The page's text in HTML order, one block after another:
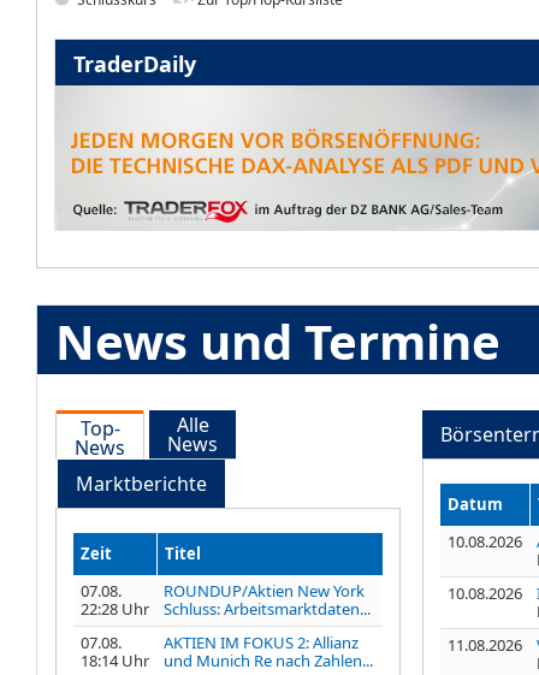
TraderDaily
News und Termine
Top-
News
Alle
News
Marktberichte
Zeit
Titel
07.08.
22:28 Uhr
ROUNDUP/Aktien New York
Schluss: Arbeitsmarktdaten...
07.08.
18:14 Uhr
AKTIEN IM FOKUS 2: Allianz
und Munich Re nach Zahlen...
Datum
10.08.2026
10.08.2026
11.08.2026